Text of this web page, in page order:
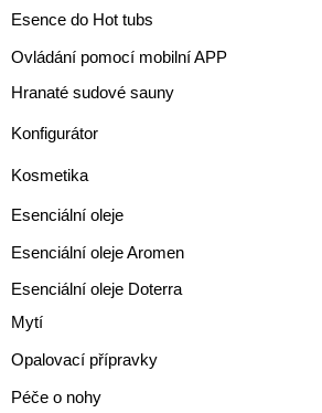
Esence do Hot tubs
Ovládání pomocí mobilní APP
Hranaté sudové sauny
Konfigurátor
Kosmetika
Esenciální oleje
Esenciální oleje Aromen
Esenciální oleje Doterra
Mytí
Opalovací přípravky
Péče o nohy